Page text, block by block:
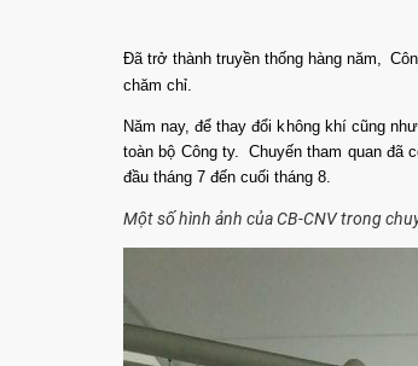
Đã trở thành truyền thống hàng năm,
chăm chỉ.
Năm nay, để thay đổi không khí cũng
toàn bộ Công ty. Chuyến tham quan đã
đầu tháng 7 đến cuối tháng 8.
Một số hình ảnh của CB-CNV trong